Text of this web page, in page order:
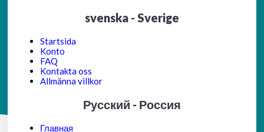
svenska - Sverige
Startsida
Konto
FAQ
Kontakta oss
Allmänna villkor
Русский - Россия
Главная